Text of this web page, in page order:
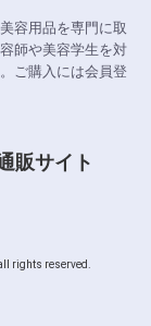
容用品を専門に取
師や美容学生を対
ご購入には会員登
販サイト
rights reserved.